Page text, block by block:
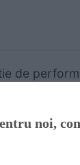
de
noi,